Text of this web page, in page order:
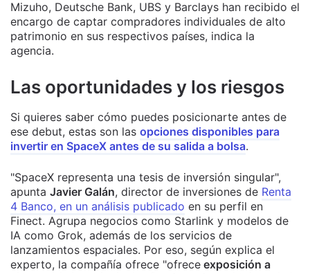
Mizuho, Deutsche Bank, UBS y Barclays han recibido el
encargo de captar compradores individuales de alto
patrimonio en sus respectivos países, indica la
agencia.
Las oportunidades y los riesgos
Si quieres saber cómo puedes posicionarte antes de
ese debut, estas son las opciones disponibles para
invertir en SpaceX antes de su salida a bolsa.
"SpaceX representa una tesis de inversión singular",
apunta Javier Galán, director de inversiones de Renta
4 Banco, en un análisis publicado en su perfil en
Finect. Agrupa negocios como Starlink y modelos de
IA como Grok, además de los servicios de
lanzamientos espaciales. Por eso, según explica el
experto, la compañía ofrece "ofrece exposición a